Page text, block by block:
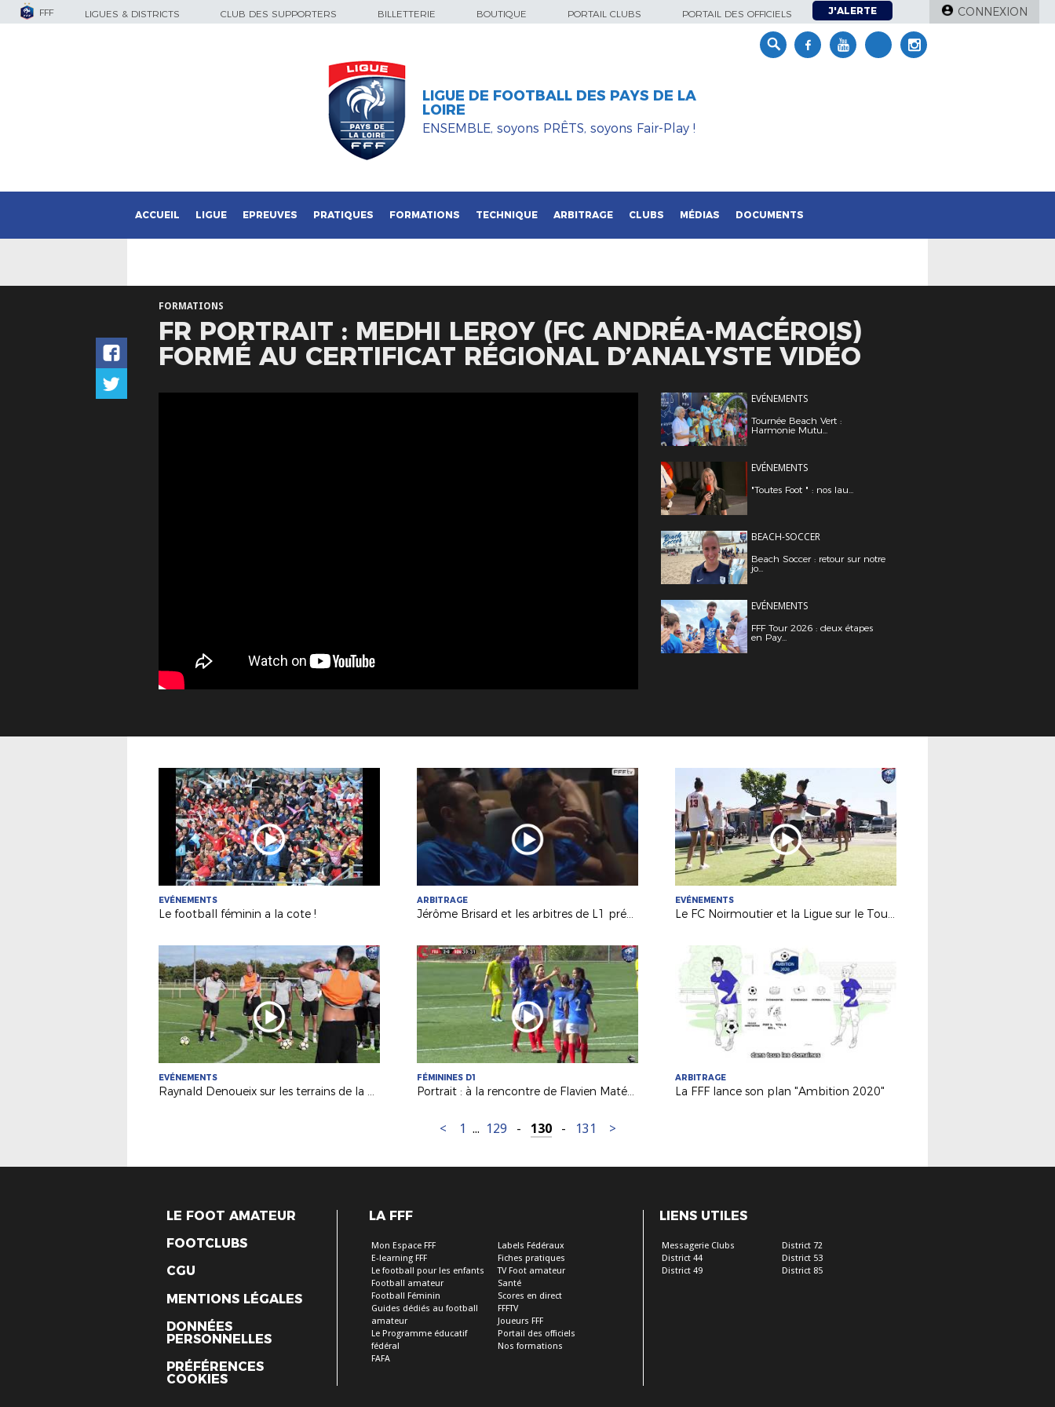
FFF LIGUES & DISTRICTS CLUB DES SUPPORTERS BILLETTERIE BOUTIQUE PORTAIL CLUBS PORTAIL DES OFFICIELS J'ALERTE CONNEXION
LIGUE DE FOOTBALL DES PAYS DE LA
LOIRE
ENSEMBLE, soyons PRÊTS, soyons Fair-Play !
ACCUEIL LIGUE EPREUVES PRATIQUES FORMATIONS TECHNIQUE ARBITRAGE CLUBS MÉDIAS DOCUMENTS
FORMATIONS
FR PORTRAIT : MEDHI LEROY (FC ANDRÉA-MACÉROIS)
FORMÉ AU CERTIFICAT RÉGIONAL D’ANALYSTE VIDÉO
EVÉNEMENTS
Tournée Beach Vert :
Harmonie Mutu...
EVÉNEMENTS
"Toutes Foot " : nos lau...
BEACH-SOCCER
Beach Soccer : retour sur notre
jo...
EVÉNEMENTS
FFF Tour 2026 : deux étapes
en Pay...
EVÉNEMENTS
Le football féminin a la cote !
ARBITRAGE
Jérôme Brisard et les arbitres de L1 préparés au "VAR" !
EVÉNEMENTS
Le FC Noirmoutier et la Ligue sur le Tour de France 2018
EVÉNEMENTS
Raynald Denoueix sur les terrains de la Ligue !
FÉMININES D1
Portrait : à la rencontre de Flavien Matéo, père de Clara (Paris FC D1F)
ARBITRAGE
La FFF lance son plan "Ambition 2020"
< 1 ... 129 - 130 - 131 >
LE FOOT AMATEUR
FOOTCLUBS
CGU
MENTIONS LÉGALES
DONNÉES
PERSONNELLES
PRÉFÉRENCES
COOKIES
LA FFF
Mon Espace FFF
E-learning FFF
Le football pour les enfants
Football amateur
Football Féminin
Guides dédiés au football
amateur
Le Programme éducatif
fédéral
FAFA
Labels Fédéraux
Fiches pratiques
TV Foot amateur
Santé
Scores en direct
FFFTV
Joueurs FFF
Portail des officiels
Nos formations
LIENS UTILES
Messagerie Clubs
District 44
District 49
District 72
District 53
District 85